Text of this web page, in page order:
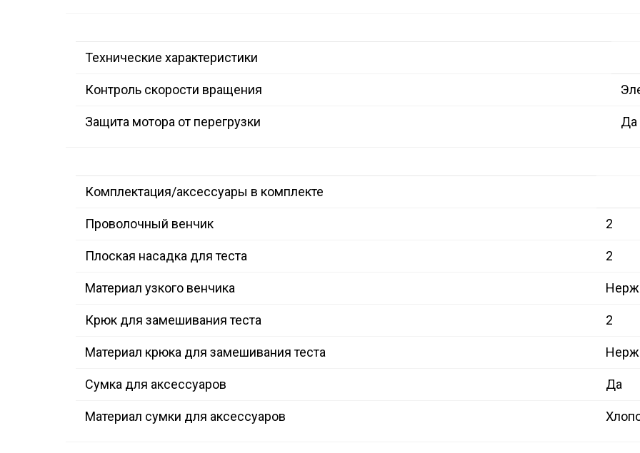
Технические характеристики
Контроль скорости вращения
Защита мотора от перегрузки Да
Комплектация/аксессуары в комплекте
Проволочный венчик 2
Плоская насадка для теста 2
Материал узкого венчика
Крюк для замешивания теста 2
Материал крюка для замешивания теста
Сумка для аксессуаров Да
Материал сумки для аксессуаров